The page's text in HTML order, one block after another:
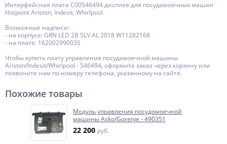
Интерфейсная плата C00546494 дисплея для посудомоечных машин
Hotpoint Ariston, Indesit, Whirlpool.
Возможные надписи:
- на корпусе: GRN LED 2B SLV AL 2018 W11282168
- на плате: 16200299003S
Чтобы купить плату управления посудомоечной машины
Ariston/Indesit/Whirlpool - 546494, оформите заказ через корзину или
позвоните нам по номеру телефона, указанному на сайте.
Похожие товары
Модуль управления посудомоечной
машины Asko/Gorenje - 490351
22 200 руб.